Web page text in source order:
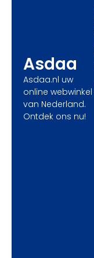
Asdaa
Asdaa.nl uw
online webwinkel
van Nederland.
Ontdek ons nu!